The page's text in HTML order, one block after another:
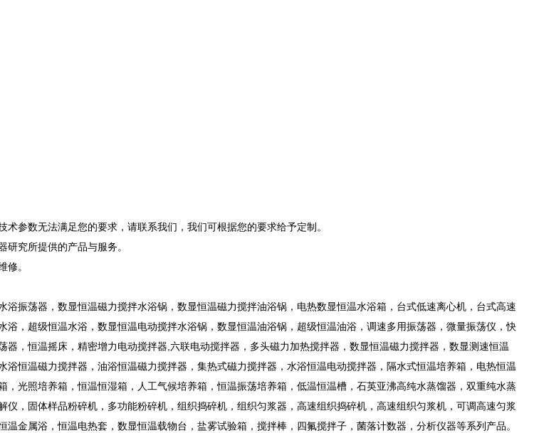
术参数无法满足您的要求，请联系我们，我们可根据您的要求给予定制。
究所提供的产品与服务。
修。
浴振荡器，数显恒温磁力搅拌水浴锅，数显恒温磁力搅拌油浴锅，电热数显恒温水浴箱，台式低速离心机，台式高速
浴，超级恒温水浴，数显恒温电动搅拌水浴锅，数显恒温油浴锅，超级恒温油浴，调速多用振荡器，微量振荡仪，快
器，恒温摇床，精密增力电动搅拌器,六联电动搅拌器，多头磁力加热搅拌器，数显恒温磁力搅拌器，数显测速恒温
浴恒温磁力搅拌器，油浴恒温磁力搅拌器，集热式磁力搅拌器，水浴恒温电动搅拌器，隔水式恒温培养箱，电热恒温
，光照培养箱，恒温恒湿箱，人工气候培养箱，恒温振荡培养箱，低温恒温槽，石英亚沸高纯水蒸馏器，双重纯水蒸
仪，固体样品粉碎机，多功能粉碎机，组织捣碎机，组织匀浆器，高速组织捣碎机，高速组织匀浆机，可调高速匀浆
温金属浴，恒温电热套，数显恒温载物台，盐雾试验箱，搅拌棒，四氟搅拌子，菌落计数器，分析仪器等系列产品。